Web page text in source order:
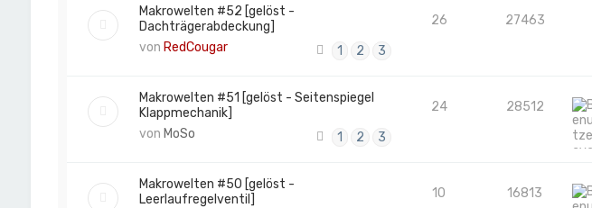
Makrowelten #52 [gelöst -
Dachträgerabdeckung]
von RedCougar 1 2 3
26 27463
Makrowelten #51 [gelöst - Seitenspiegel
Klappmechanik]
von MoSo 1 2 3
24 28512
Makrowelten #50 [gelöst -
Leerlaufregelventil]
10 16813